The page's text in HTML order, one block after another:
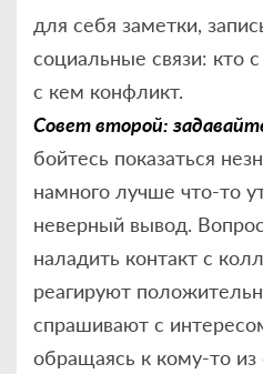
для себя заметки,
социальные связи: кто
с кем конфликт.
Совет второй:
бойтесь показаться
намного лучше что-то
неверный вывод.
наладить контакт с
реагируют
спрашивают с
обращаясь к кому-то из